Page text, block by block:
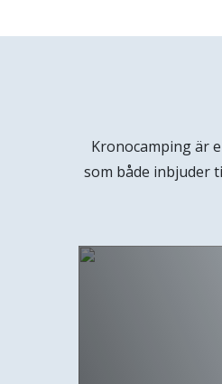
Kronocamping är
som både inbjuder